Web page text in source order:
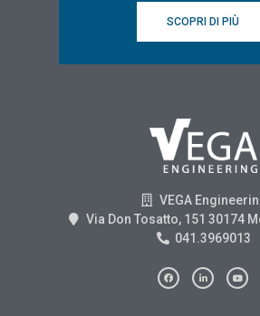
SCOPRI DI PIÙ
VEGA
Via Don Tosatto, 151 30174
041.3969013